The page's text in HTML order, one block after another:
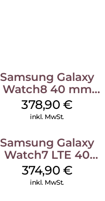
Samsung Galaxy
Watch8 40 mm
Graphite
378,90€
inkl. MwSt.
Samsung Galaxy
Watch7 LTE 40
mm Cream
374,90 €
inkl. MwSt.